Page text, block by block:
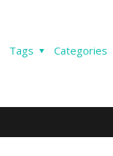
Categories
Tags